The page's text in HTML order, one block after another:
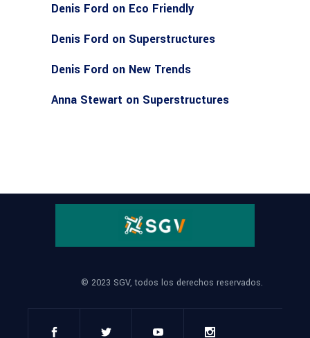
Denis Ford on Eco Friendly
Denis Ford on Superstructures
Denis Ford on New Trends
Anna Stewart on Superstructures
© 2023 SGV, todos los derechos reservados.